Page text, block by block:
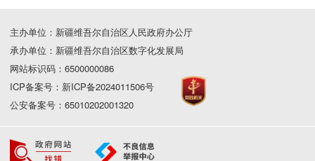
主办单位：新疆维吾尔自治区人民政府办公厅
承办单位：新疆维吾尔自治区数字化发展局
网站标识码：6500000086
ICP备案号：新ICP备2024011506号
公安备案号：65010202001320